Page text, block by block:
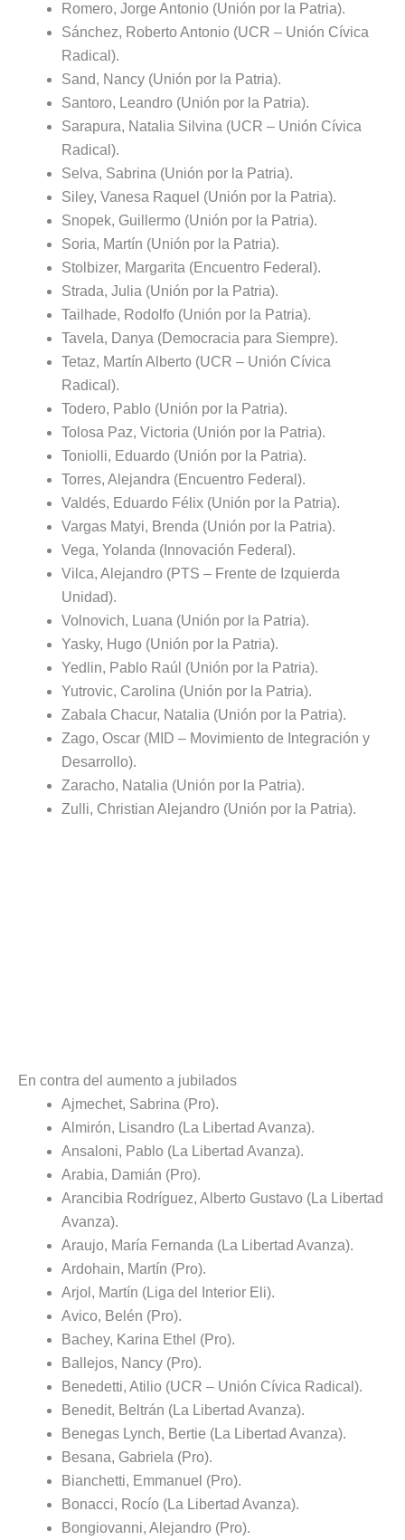
Romero, Jorge Antonio (Unión por la Patria).
Sánchez, Roberto Antonio (UCR – Unión Cívica
Radical).
Sand, Nancy (Unión por la Patria).
Santoro, Leandro (Unión por la Patria).
Sarapura, Natalia Silvina (UCR – Unión Cívica
Radical).
Selva, Sabrina (Unión por la Patria).
Siley, Vanesa Raquel (Unión por la Patria).
Snopek, Guillermo (Unión por la Patria).
Soria, Martín (Unión por la Patria).
Stolbizer, Margarita (Encuentro Federal).
Strada, Julia (Unión por la Patria).
Tailhade, Rodolfo (Unión por la Patria).
Tavela, Danya (Democracia para Siempre).
Tetaz, Martín Alberto (UCR – Unión Cívica
Radical).
Todero, Pablo (Unión por la Patria).
Tolosa Paz, Victoria (Unión por la Patria).
Toniolli, Eduardo (Unión por la Patria).
Torres, Alejandra (Encuentro Federal).
Valdés, Eduardo Félix (Unión por la Patria).
Vargas Matyi, Brenda (Unión por la Patria).
Vega, Yolanda (Innovación Federal).
Vilca, Alejandro (PTS – Frente de Izquierda
Unidad).
Volnovich, Luana (Unión por la Patria).
Yasky, Hugo (Unión por la Patria).
Yedlin, Pablo Raúl (Unión por la Patria).
Yutrovic, Carolina (Unión por la Patria).
Zabala Chacur, Natalia (Unión por la Patria).
Zago, Oscar (MID – Movimiento de Integración y
Desarrollo).
Zaracho, Natalia (Unión por la Patria).
Zulli, Christian Alejandro (Unión por la Patria).
En contra del aumento a jubilados
Ajmechet, Sabrina (Pro).
Almirón, Lisandro (La Libertad Avanza).
Ansaloni, Pablo (La Libertad Avanza).
Arabia, Damián (Pro).
Arancibia Rodríguez, Alberto Gustavo (La Libertad
Avanza).
Araujo, María Fernanda (La Libertad Avanza).
Ardohain, Martín (Pro).
Arjol, Martín (Liga del Interior Eli).
Avico, Belén (Pro).
Bachey, Karina Ethel (Pro).
Ballejos, Nancy (Pro).
Benedetti, Atilio (UCR – Unión Cívica Radical).
Benedit, Beltrán (La Libertad Avanza).
Benegas Lynch, Bertie (La Libertad Avanza).
Besana, Gabriela (Pro).
Bianchetti, Emmanuel (Pro).
Bonacci, Rocío (La Libertad Avanza).
Bongiovanni, Alejandro (Pro).